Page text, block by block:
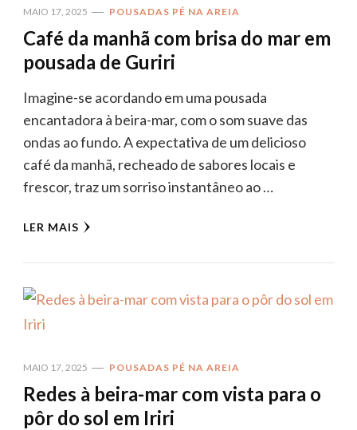
MAIO 17, 2025 POUSADAS PÉ NA AREIA
Café da manhã com brisa do mar em
pousada de Guriri
Imagine-se acordando em uma pousada
encantadora à beira-mar, com o som suave das
ondas ao fundo. A expectativa de um delicioso
café da manhã, recheado de sabores locais e
frescor, traz um sorriso instantâneo ao …
LER MAIS
MAIO 17, 2025 POUSADAS PÉ NA AREIA
Redes à beira-mar com vista para o
pôr do sol em Iriri